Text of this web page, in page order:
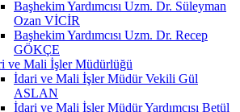
Başhekim Yardımcısı Uzm. Dr. Süleyman
Ozan VİCİR
Başhekim Yardımcısı Uzm. Dr. Recep
GÖKÇE
ve Mali İşler Müdürlüğü
İdari ve Mali İşler Müdür Vekili Gül
ASLAN
İdari ve Mali İşler Müdür Yardımcısı Betül